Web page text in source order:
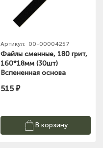
Артикул: 00-00004257
Файлы сменные, 180 грит,
160*18мм (30шт)
Вспененная основа
Nippon Nippers
515 ₽
В корзину